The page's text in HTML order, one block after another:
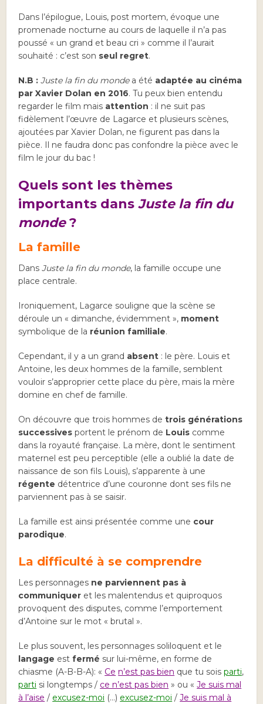
Dans l’épilogue, Louis, post mortem, évoque une
promenade nocturne au cours de laquelle il n’a pas
poussé « un grand et beau cri » comme il l’aurait
souhaité : c’est son seul regret.
N.B : Juste la fin du mondea été adaptée au cinéma
par Xavier Dolan en 2016. Tu peux bien entendu
regarder le film mais attention : il ne suit pas
fidèlement l’œuvre de Lagarce et plusieurs scènes,
ajoutées par Xavier Dolan, ne figurent pas dans la
pièce. Il ne faudra donc pas confondre la pièce avec le
film le jour du bac !
Quels sont les thèmes
importants dansJuste la fin du
monde?
La famille
DansJuste la fin du monde, la famille occupe une
place centrale.
Ironiquement, Lagarce souligne que la scène se
déroule un « dimanche, évidemment », moment
symbolique de la réunion familiale.
Cependant, il y a un grand absent : le père. Louis et
Antoine, les deux hommes de la famille, semblent
vouloir s’approprier cette place du père, mais la mère
domine en chef de famille.
On découvre que trois hommes detrois générations
successives portent le prénom de Louis comme
dans la royauté française. La mère, dont le sentiment
maternel est peu perceptible (elle a oublié la date de
naissance de son fils Louis), s’apparente à une
régente détentrice d’une couronne dont ses fils ne
parviennent pas à se saisir.
La famille est ainsi présentée comme une cour
parodique.
La difficulté à se comprendre
Les personnages ne parviennent pas à
communiquer et les malentendus et quiproquos
provoquent des disputes, comme l’emportement
d’Antoine sur le mot « brutal ».
Le plus souvent, les personnages soliloquent et le
langage estfermé sur lui-même, en forme de
chiasme (A-B-B-A): « Ce n’est pas bien que tu soisparti,
parti si longtemps / ce n’est pas bien » ou «Je suis mal
à l’aise / excusez-moi (…) excusez-moi /Je suis mal à